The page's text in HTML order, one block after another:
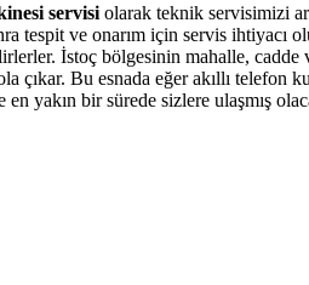
servisi olarak teknik servisimizi
ve onarım için servis ihtiyacı
İstoç bölgesinin mahalle,
Bu esnada eğer akıllı telefon
yakın bir sürede sizlere ulaşmış